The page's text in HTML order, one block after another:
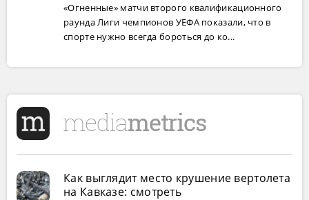
«Огненные» матчи второго квалификационного
раунда Лиги чемпионов УЕФА показали, что в
спорте нужно всегда бороться до ко...
Как выглядит место крушение вертолета
на Кавказе: смотреть